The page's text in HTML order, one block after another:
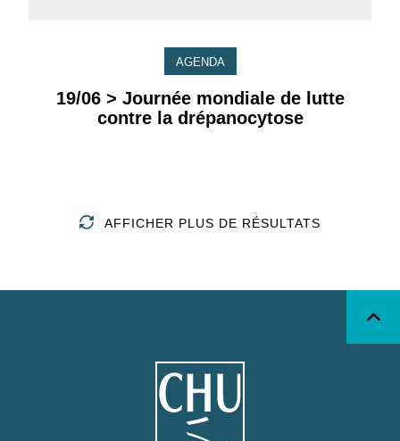
AGENDA
19/06 > Journée mondiale de lutte
contre la drépanocytose
AFFICHER PLUS DE RÉSULTATS